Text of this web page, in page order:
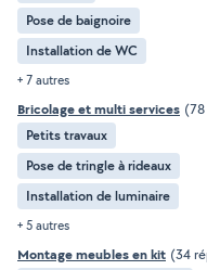
Pose de baignoire
Installation de WC
+ 7 autres
Bricolage et multi services
Petits travaux
Pose de tringle à rideaux
Installation de luminaire
+ 5 autres
Montage meubles en kit (34